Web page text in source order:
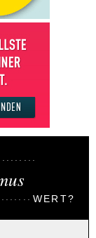
WERT?